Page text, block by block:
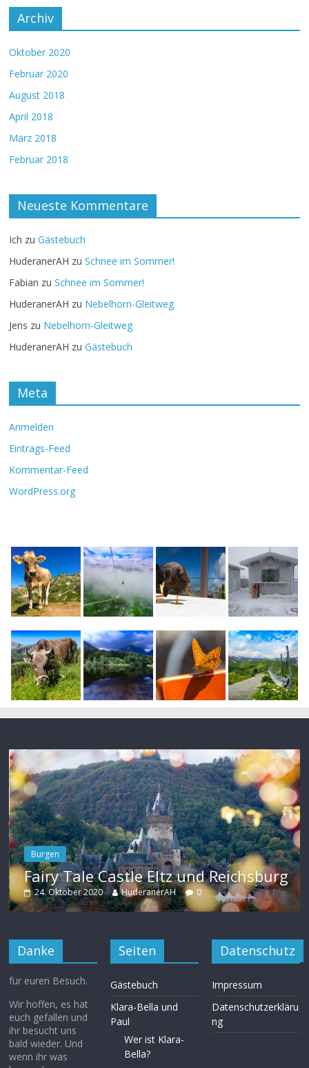
Archiv
Oktober 2020
Februar 2020
August 2018
April 2018
März 2018
Februar 2018
Neueste Kommentare
Ich zuGästebuch
HuderanerAH zuSchnee im Sommer!
Fabian zuSchnee im Sommer!
HuderanerAH zu Nebelhorn-Gleitweg
Jens zu Nebelhorn-Gleitweg
HuderanerAH zuGästebuch
Meta
Anmelden
Eintrags-Feed
Kommentar-Feed
WordPress.org
Burgen
Fairy Tale Castle Eltz und Reichsburg
24. Oktober 2020 HuderanerAH 0
Danke
für euren Besuch.
Wir hoffen, es hat
euch gefallen und
ihr besucht uns
bald wieder. Und
wenn ihr was
Seiten
Gästebuch
Klara-Bella und
Paul
Wer ist Klara-
Bella?
Datenschutz
Impressum
Datenschutzerkläru
ng